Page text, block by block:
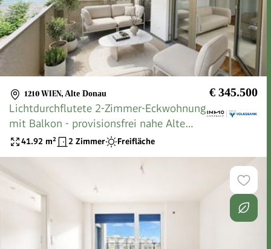
1210 WIEN, Alte Donau € 345.500
Lichtdurchflutete 2-Zimmer-Eckwohnung
mit Balkon - provisionsfrei nahe Alte
Donau & U1!
41.92 m² 2 Zimmer Freifläche